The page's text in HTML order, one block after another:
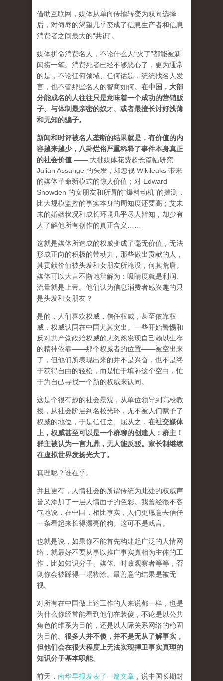
借助互联网，媒体从单向传输转变为双向选择
后，对侮辱的渴望几乎变成了信息生产者和信息
消费者之间最大的“共识”。
媒体拼命消费名人，不论什么人“火了”都能被新
闻捞一笔。消费死者已经不够恶心了，更为通常
的是，不论任何领域、任何话题，统统找名人发
言，也不管那些名人的智商如何。 在中国，大部
分能成名的人往往只是意味着一个成功的营销贩
子、与体制最亲密的奴才、或者最擅长讨好浅薄
和无知的骗子。
新闻和时评被名人垄断的结果就是，有价值的内
容越来越少，八卦烂俗严重稀释了事件本身真正
的社会价值 —— 大批媒体花费超长篇幅研究
Julian Assange 的头发，却忽视 Wikileaks 带来
的媒体革命新模式的惊人价值；对 Edward
Snowden 的女朋友和所谓的“爆料动机”的揣测，
比大规模监控的事实本身的周知度还要高；艾未
未的婚姻状况和成长环境几乎尽人皆知，却少有
人了解他所有创作的真正含义……
这就是媒体所造成的权威变成了毫无价值，无法
形成正向的积极的带动力，那些做出贡献的人，
其贡献价值被头发和女朋友所淹没，何其荒唐。
媒体可以大言不惭地辩解为：吸睛度就是利润、
流量就是上帝。他们认为信息消费者感兴趣的只
是头发和女朋友？
是的，人们喜欢权威，信任权威，甚至依靠权
威，权威认同在中国尤其突出。一些开始警惕和
反对共产党政治权威的人忽然发现自己赖以生存
的精神依靠——那个权威者的位置——被空出来
了，但他们所表现出来的并不是兴奋，也不是终
于获得自由的轻松，而是忙于填补这个空白，忙
于为自己寻找一个新的权威来认同。
这是个很有趣的社会景观，从单位领导到高校教
授，从社会阶层到名校光环，无不被人们赋予了
权威的地位，于是信任之、屈从之， 在社交媒体
上，权威甚至可以是一个群聊的创建人：群主！
群主被认为一言九鼎，无人能反驳。家长制继续
在虚拟世界发扬光大了。
真理呢？谁在乎。
并且更有，人情社会的所谓传统为此处的权威声
誉又添加了一层人情面子的色彩。我曾经很不客
气地说，在中国，相比事实，人们更愿意去信任
一条看起来长得漂亮的狗。这可不是戏言。
也就是说，如果你不能首先构建起广泛的人情网
络，就最好不要从事以推广事实真相为主体的工
作，比如知识分子、媒体、时政观察者等等，否
则你会被踩得一塌糊涂。最善意的结果是被无
视。
对所有在中国做上述工作的人来说都一样，也是
为什么你经常能看到他们在装傻，不论是以公共
角色的维系为目的，还是以人际关系网络的稳固
为目的。 很多人并不傻，并不是无从了解事实，
但他们会在很大程度上无法实现捍卫事实真理的
知识分子基本职能。
前天， 南华早报发表了一篇文章 ，说中国长期封